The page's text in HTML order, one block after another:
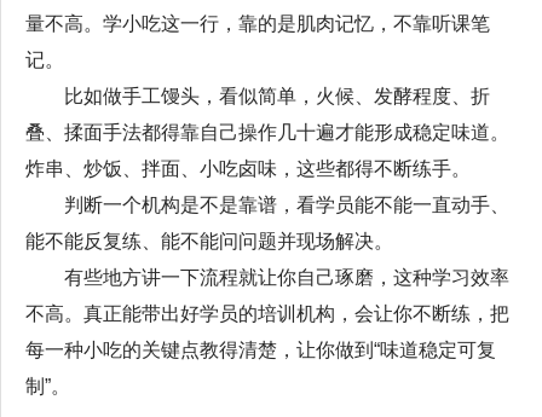
量不高。学小吃这一行，靠的是肌肉记忆，不靠听课笔
记。
比如做手工馒头，看似简单，火候、发酵程度、折
叠、揉面手法都得靠自己操作几十遍才能形成稳定味道。
炸串、炒饭、拌面、小吃卤味，这些都得不断练手。
判断一个机构是不是靠谱，看学员能不能一直动手、
能不能反复练、能不能问问题并现场解决。
有些地方讲一下流程就让你自己琢磨，这种学习效率
不高。真正能带出好学员的培训机构，会让你不断练，把
每一种小吃的关键点教得清楚，让你做到“味道稳定可复
制”。